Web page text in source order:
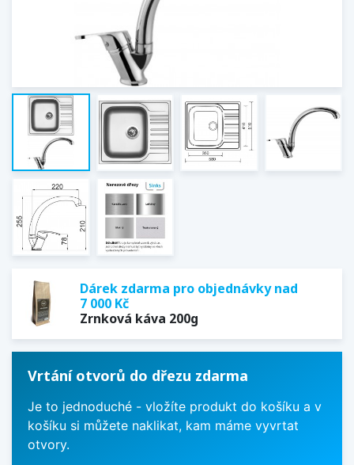
Dárek zdarma pro objednávky nad
7 000 Kč
Zrnková káva 200g
Vrtání otvorů do dřezu zdarma
Je to jednoduché - vložíte produkt do košíku a v
košíku si můžete naklikat, kam máme vyvrtat
otvory.